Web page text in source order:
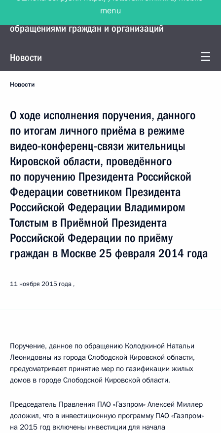
Управление Президента по работе с
обращениями граждан и организаций
Новости
Новости
О ходе исполнения поручения, данного
по итогам личного приёма в режиме
видео-конференц-связи жительницы
Кировской области, проведённого
по поручению Президента Российской
Федерации советником Президента
Российской Федерации Владимиром
Толстым в Приёмной Президента
Российской Федерации по приёму
граждан в Москве 25 февраля 2014 года
11 ноября 2015 года
Поручение, данное по обращению Колодкиной Натальи
Леонидовны из города Слободской Кировской области,
предусматривает принятие мер по газификации жилых
домов в городе Слободской Кировской области.
Председатель Правления ПАО «Газпром» Алексей Миллер
доложил, что в инвестиционную программу ПАО «Газпром»
на 2015 год включены инвестиции для начала
menu